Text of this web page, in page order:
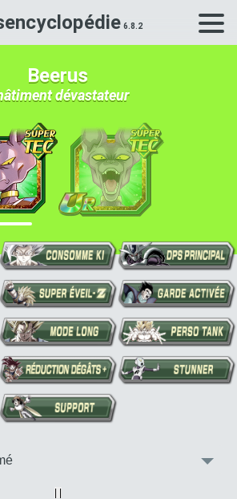
Rechercher une carte Dokkan
Beerus
dévastateur
Vue alternative
| |